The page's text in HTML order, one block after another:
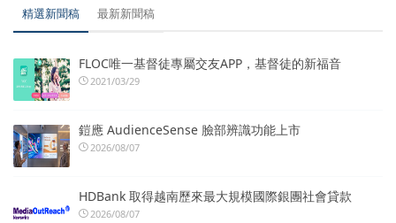
精選新聞稿 最新新聞稿
FLOC唯一基督徒專屬交友APP，基督徒的新福音
2021/03/29
鎧應 AudienceSense 臉部辨識功能上市
2026/08/07
HDBank 取得越南歷來最大規模國際銀團社會貸款
2026/08/07